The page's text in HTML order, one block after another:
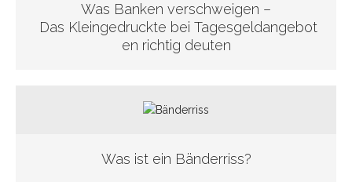
Was Banken verschweigen –
Das Kleingedruckte bei Tagesgeldangebot
en richtig deuten
Was ist ein Bänderriss?